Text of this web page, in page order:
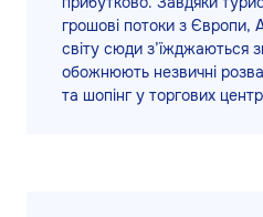
грошові потоки з Європи,
світу сюди з’їжджаються
обожнюють незвичні
та шопінг у торгових